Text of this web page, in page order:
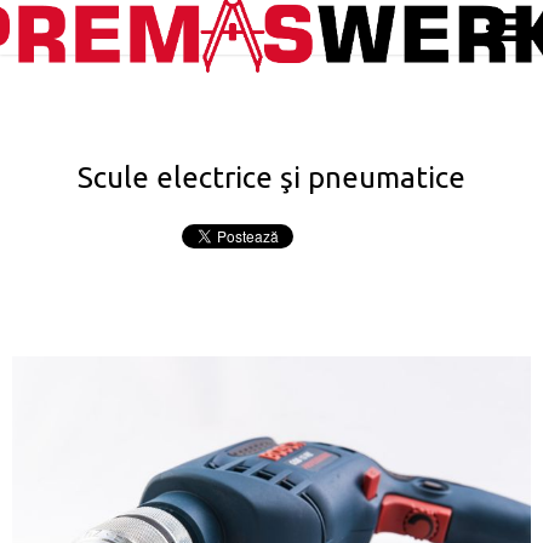
Scule electrice şi pneumatice